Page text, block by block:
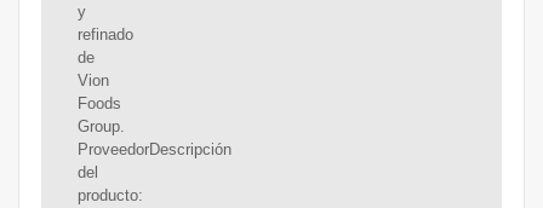
y
refinado
de
Vion
Foods
Group.
ProveedorDescripción
del
producto: